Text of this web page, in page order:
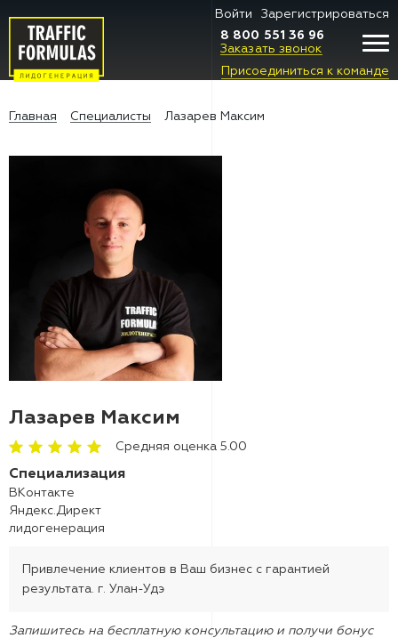
Присоединиться к команде
Войти
Зарегистрироваться
8 800 551 36 96
Заказать звонок
Главная Специалисты Лазарев Максим
Лазарев Максим
Средняя оценка 5.00
Специализация
ВКонтакте
Яндекс.Директ
лидогенерация
Привлечение клиентов в Ваш бизнес с гарантией
результата. г. Улан-Удэ
Запишитесь на бесплатную консультацию и получи бонус